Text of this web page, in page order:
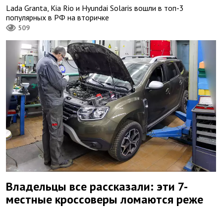
Lada Granta, Kia Rio и Hyundai Solaris вошли в топ-3
популярных в РФ на вторичке
509
Владельцы все рассказали: эти 7-
местные кроссоверы ломаются реже